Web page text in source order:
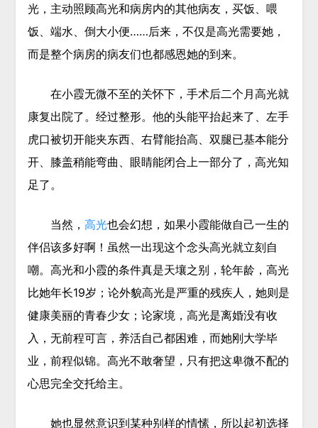
光，主动照顾高光和病房内的其他病友，买饭、喂
饭、端水、倒大小便……后来，不仅是高光需要她，
而是整个病房的病友们也都感恩她的到来。
在小霞无微不至的关怀下，手术后二个月高光就
康复出院了。经过整形。他的头能平抬起来了、左手
虎口被切开能夹东西、右臂能抬高、双腿已基本能分
开、膝盖稍能弯曲、眼睛能闭合上一部分了，高光知
足了。
当然， 高光也会幻想，如果小霞能做自己一生的
伴侣该多好啊！虽然一出现这个念头高光就立刻自
嘲。高光和小霞的条件真是天壤之别，轮年龄，高光
比她年长19岁；论外貌高光是严重的残疾人，她则是
健康美丽的青春少女；论家境，高光是离婚没有收
入，无前程可言，养活自己都困难，而她刚大学毕
业，前程似锦。高光不敢奢望，只有把这卑微不配的
心思完全交托给主。
她也显然意识到某种别样的情愫，所以起初选择